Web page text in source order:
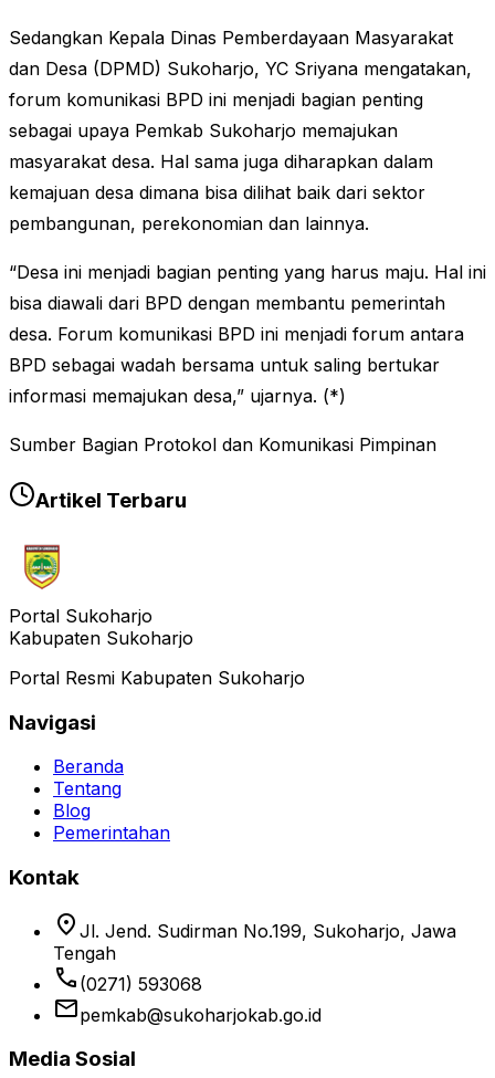
Sedangkan Kepala Dinas Pemberdayaan Masyarakat
dan Desa (DPMD) Sukoharjo, YC Sriyana mengatakan,
forum komunikasi BPD ini menjadi bagian penting
sebagai upaya Pemkab Sukoharjo memajukan
masyarakat desa. Hal sama juga diharapkan dalam
kemajuan desa dimana bisa dilihat baik dari sektor
pembangunan, perekonomian dan lainnya.
“Desa ini menjadi bagian penting yang harus maju. Hal ini
bisa diawali dari BPD dengan membantu pemerintah
desa. Forum komunikasi BPD ini menjadi forum antara
BPD sebagai wadah bersama untuk saling bertukar
informasi memajukan desa,” ujarnya. (*)
Sumber Bagian Protokol dan Komunikasi Pimpinan
Artikel Terbaru
Portal Sukoharjo
Kabupaten Sukoharjo
Portal Resmi Kabupaten Sukoharjo
Navigasi
Beranda
Tentang
Blog
Pemerintahan
Kontak
location_on Jl. Jend. Sudirman No.199, Sukoharjo, Jawa
Tengah
phone (0271) 593068
emailpemkab@sukoharjokab.go.id
Media Sosial